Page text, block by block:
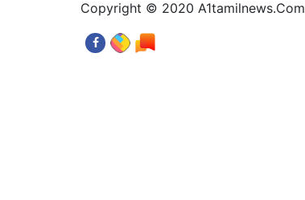
Copyright © 2020 A1tamilnews.Com